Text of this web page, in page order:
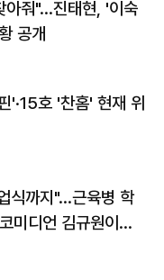
아줘"…진태현, '이숙
공개
'·15호 '찬홈' 현재 위
식까지"…근육병 학
미디언 김규원이었